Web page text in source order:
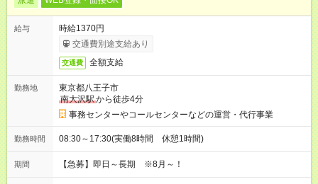
給与
時給1370円
交通費別途支給あり
交通費 全額支給
勤務地
東京都八王子市
南大沢駅から徒歩4分
事務センターやコールセンターなどの運営・代行事業
勤務時間 08:30～17:30(実働8時間 休憩1時間)
期間 【急募】即日～長期 ※8月～！